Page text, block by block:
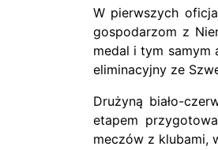
W pierwszych
gospodarzom z
medal i tym samym
eliminacyjny ze
Drużyną biało-
etapem
meczów z klubami,